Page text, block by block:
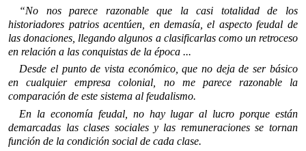
“No nos parece razonable que la casi totalidad de los
historiadores patrios acentúen, en demasía, el aspecto feudal de
las donaciones, llegando algunos a clasificarlas como un retroceso
en relación a las conquistas de la época ...
Desde el punto de vista económico, que no deja de ser básico
en cualquier empresa colonial, no me parece razonable la
comparación de este sistema al feudalismo.
En la economía feudal, no hay lugar al lucro porque están
demar­cadas las clases sociales y las remuneraciones se tornan
función de la condición social de cada clase.